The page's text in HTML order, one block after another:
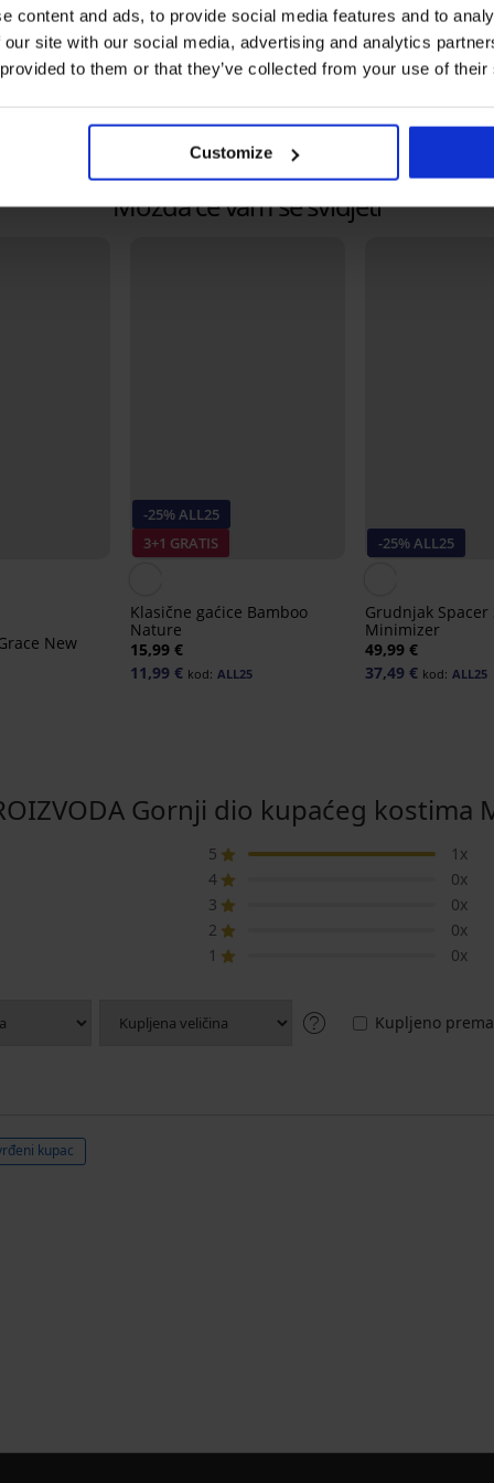
content and ads, to provide social media features and to
site with our social media, advertising and analytics
to them or that they’ve collected from your use of
Customize
Materijal
Kod artikla
Možda će vam se svidjeti
New
-25% ALL25
3+1 GRATIS
Klasične gaćice Bamboo
Nature
15,99 €
11,99 € kod: ALL25
-25% ALL25
Grudnjak Spacer
Minimizer
49,99 €
37,49 € kod: ALL25
Gornji dio kupaćeg kostima
5
1x
4
0x
3
0x
2
0x
1
0x
Kupljeno
kupac